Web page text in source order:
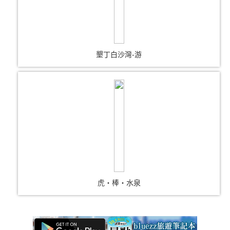
墾丁白沙灣-游
虎‧棒‧水泉